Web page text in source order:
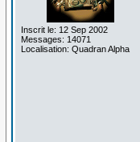
Inscrit le: 12 Sep 2002
Messages: 14071
Localisation: Quadran Alpha